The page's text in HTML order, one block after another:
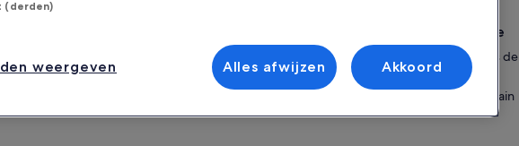
ervaring tijdens het rijden op een quad.
Verzamelpunt/inwisselingslocatie
C. la Higuera, 24, 29651 Las Lagunas de
Mijas, Málaga, España
Las Lagunas de Mijas, Andalucía, Spain
(derden)
weergeven Alles afwijzen Akkoord